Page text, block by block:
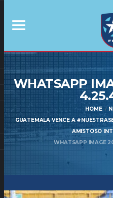
WHATSAPP
HOME
GUATEMALA VENCE A
AMISTOSO
WHATSAPP IMAGE